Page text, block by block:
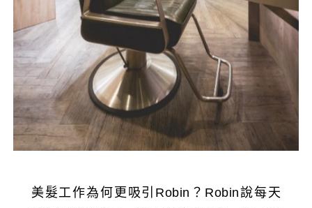
美髮工作為何更吸引Robin？Robin說每天